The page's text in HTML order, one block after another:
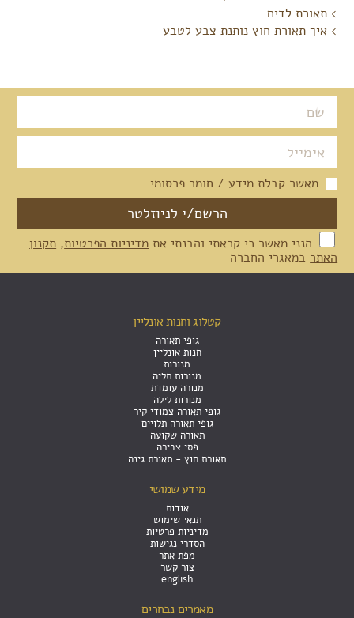
תאורת לדים
איך תאורת חוץ נותנת צבע לטבע
מאשר קבלת מידע / חומר פרסומי
הנני מאשר כי קראתי והבנתי את מדיניות הפרטיות, תקנון
האתר במאגרי החברה
קטלוג וחנות אונליין
גופי תאורה
חנות אונליין
מנורות
מנורות תליה
מנורה עומדת
מנורות לילה
גופי תאורה צמודי קיר
גופי תאורה תלויים
תאורה שקועה
פסי צבירה
תאורת חוץ - תאורת גינה
מידע שמושי
אודות
תנאי שימוש
מדיניות פרטיות
הסדרי נגישות
מפת אתר
צור קשר
english
מאמרים נבחרים